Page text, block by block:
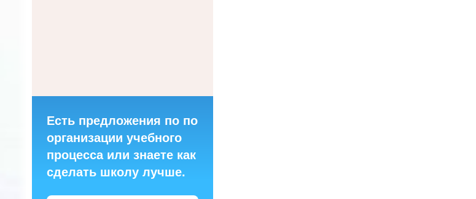
Есть предложения по по
организации учебного
процесса или знаете как
сделать школу лучше.